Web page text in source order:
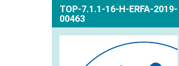
TOP-7.1.1-16-H-ERFA-2019-
00463